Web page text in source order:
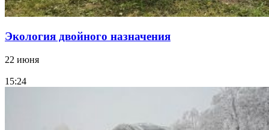
Экология двойного назначения
22 июня
15:24